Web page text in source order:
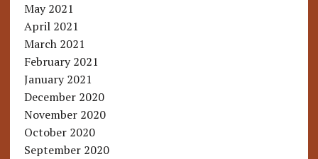
May 2021
April 2021
March 2021
February 2021
January 2021
December 2020
November 2020
October 2020
September 2020